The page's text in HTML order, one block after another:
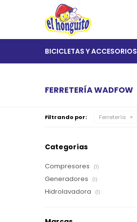
BICICLETAS Y ACCESORIOS
FERRETERÍA WADFOW
Filtrando por: Ferretería
Categorías
Compresores (1)
Generadores (1)
Hidrolavadora (1)